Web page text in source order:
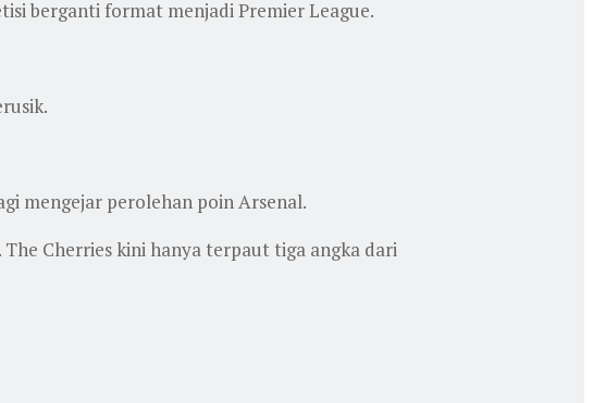
berganti format menjadi Premier League.
mengejar perolehan poin Arsenal.
Cherries kini hanya terpaut tiga angka dari